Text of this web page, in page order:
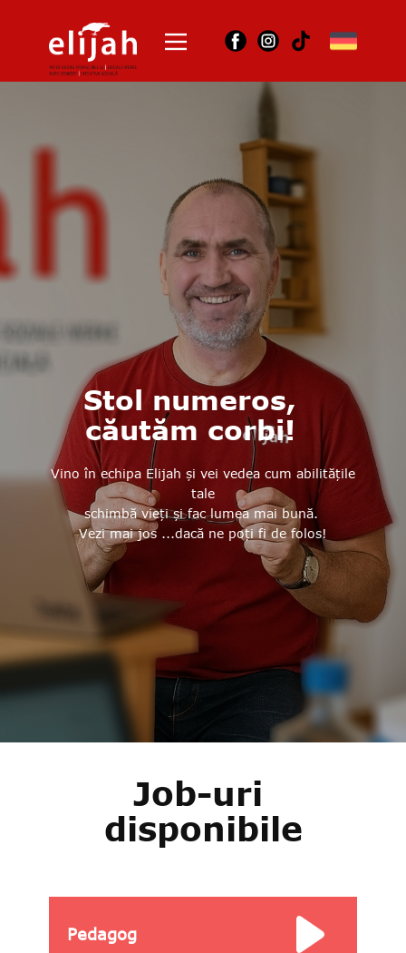
Dansul corbilor
Arhiva
Stol numeros,
căutăm corbi!
Vino în echipa Elijah și vei vedea cum abilitățile
tale
schimbă vieți și fac lumea mai bună.
Vezi mai jos ...dacă ne poți fi de folos!
Job-uri
disponibile
Pedagog